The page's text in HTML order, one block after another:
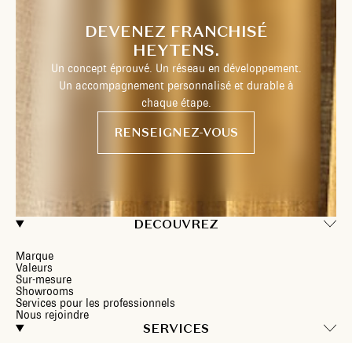
DECOUVREZ
Marque
Valeurs
Sur-mesure
Showrooms
Services pour les professionnels
Nous rejoindre
SERVICES
DEVENEZ FRANCHISÉ
HEYTENS.
Un concept éprouvé. Un réseau en développement.
Un accompagnement personnalisé et durable à
chaque étape.
RENSEIGNEZ-VOUS